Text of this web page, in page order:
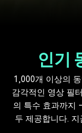
인기
1,000개 이상의
감각적인 영상 필
의 특수 효과까지
두 제공합니다.